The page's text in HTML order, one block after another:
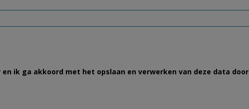
en ik ga akkoord met het opslaan en verwerken van deze data door